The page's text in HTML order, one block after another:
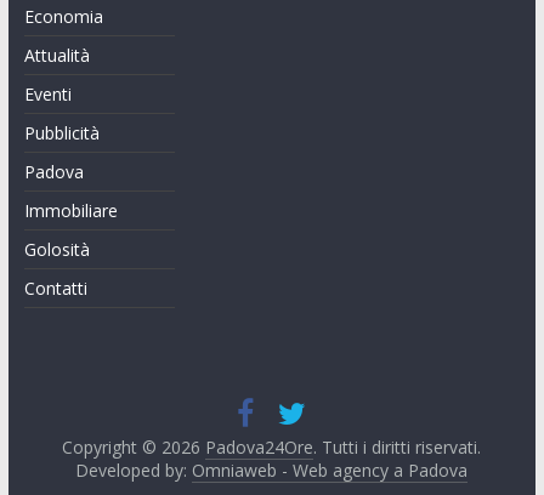
Economia
Attualità
Eventi
Pubblicità
Padova
Immobiliare
Golosità
Contatti
Copyright © 2026 Padova24Ore. Tutti i diritti riservati.
Developed by: Omniaweb - Web agency a Padova